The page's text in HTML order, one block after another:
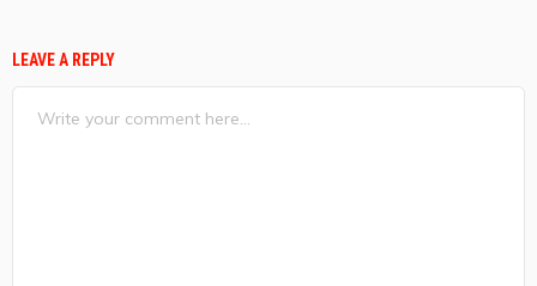
LEAVE A REPLY